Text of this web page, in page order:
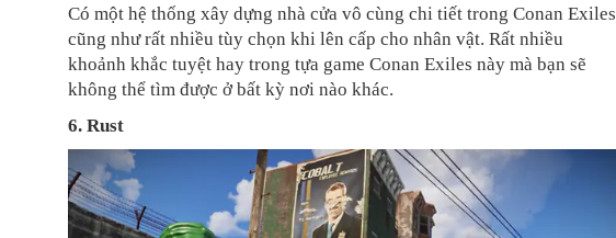
Có một hệ thống xây dựng nhà cửa vô cùng chi tiết trong Conan Exiles
cũng như rất nhiều tùy chọn khi lên cấp cho nhân vật. Rất nhiều
khoảnh khắc tuyệt hay trong tựa game Conan Exiles này mà bạn sẽ
không thể tìm được ở bất kỳ nơi nào khác.
6. Rust